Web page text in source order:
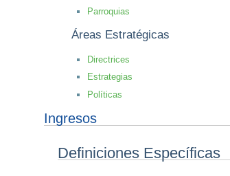
Parroquias
Áreas Estratégicas
Directrices
Estrategias
Políticas
Ingresos
Definiciones Específicas